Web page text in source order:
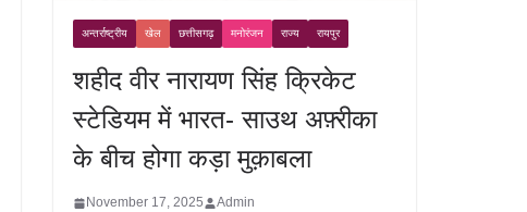
अन्तर्राष्ट्रीय खेल छत्तीसगढ़ मनोरंजन राज्य रायपुर
शहीद वीर नारायण सिंह क्रिकेट
स्टेडियम में भारत- साउथ अफ़्रीका
के बीच होगा कड़ा मुक़ाबला
November 17, 2025 Admin